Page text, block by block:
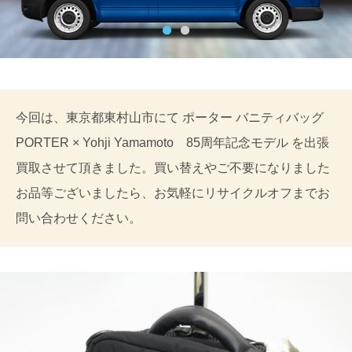
今回は、東京都東村山市にて ポーター バニティバッグ
PORTER × Yohji Yamamoto 85周年記念モデル を出張
買取させて頂きました。買い替えやご不要になりました
お品等ございましたら、お気軽にリサイクルオフまでお
問い合わせください。